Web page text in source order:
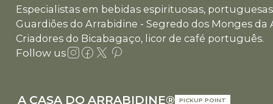
Especialistas em bebidas espirituosas,
Guardiões do Arrabidine - Segredo dos Monges da
Criadores do Bicabagaço, licor de café português.
Follow us
A CASA DO ARRABIDINE® PICKUP POINT